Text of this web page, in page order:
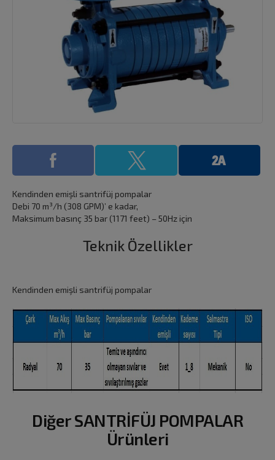
Kendinden emişli santrifüj pompalar
Debi 70 m³/h (308 GPM)’ e kadar,
Maksimum basınç 35 bar (1171 feet) – 50Hz için
Teknik Özellikler
Kendinden emişli santrifüj pompalar
Diğer SANTRİFÜJ POMPALAR
Ürünleri